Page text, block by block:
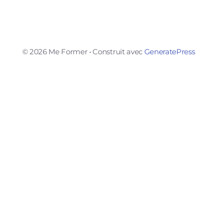
© 2026 Me Former• Construit avec GeneratePress